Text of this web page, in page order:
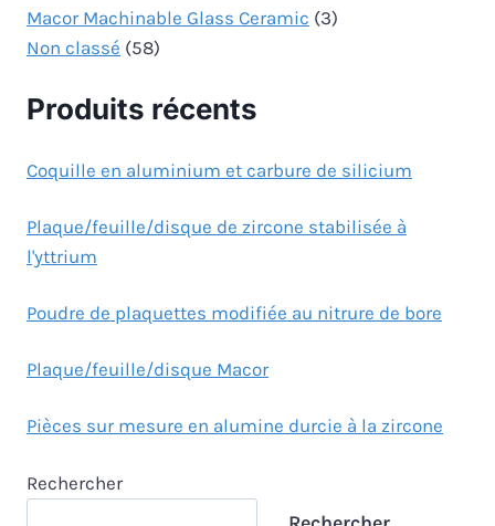
Macor Machinable Glass Ceramic (3)
Non classé (58)
Produits récents
Coquille en aluminium et carbure de silicium
Plaque/feuille/disque de zircone stabilisée à
l'yttrium
Poudre de plaquettes modifiée au nitrure de bore
Plaque/feuille/disque Macor
Pièces sur mesure en alumine durcie à la zircone
Rechercher